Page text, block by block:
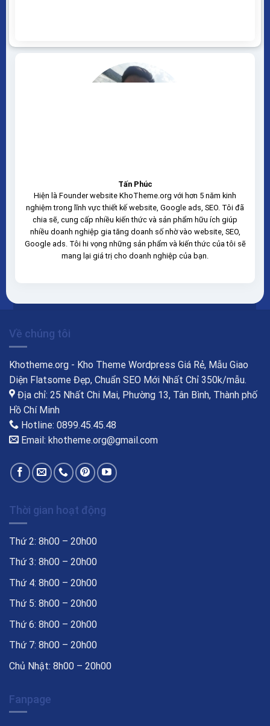
Tấn Phúc
Hiện là Founder website KhoTheme.org với hơn 5 năm kinh
nghiệm trong lĩnh vực thiết kế website, Google ads, SEO. Tôi đã
chia sẽ, cung cấp nhiều kiến thức và sản phẩm hữu ích giúp
nhiều doanh nghiệp gia tăng doanh số nhờ vào website, SEO,
Google ads. Tôi hi vọng những sản phẩm và kiến thức của tôi sẽ
mang lại giá trị cho doanh nghiệp của bạn.
Về chúng tôi
Khotheme.org - Kho Theme Wordpress Giá Rẻ, Mẫu Giao
Diện Flatsome Đẹp, Chuẩn SEO Mới Nhất Chỉ 350k/mẫu.
Địa chỉ: 25 Nhất Chi Mai, Phường 13, Tân Bình, Thành phố
Hồ Chí Minh
Hotline: 0899.45.45.48
Email: khotheme.org@gmail.com
Thời gian hoạt động
Thứ 2: 8h00 – 20h00
Thứ 3: 8h00 – 20h00
Thứ 4: 8h00 – 20h00
Thứ 5: 8h00 – 20h00
Thứ 6: 8h00 – 20h00
Thứ 7: 8h00 – 20h00
Chủ Nhật: 8h00 – 20h00
Fanpage